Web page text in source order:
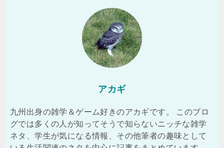
アカギ
九州出身の雑学＆ゲーム好きのアカギです。 このブロ
グでは多くの人が知ってそうで知らないニッチな雑学
ネタ、学生が気になる情報、その他筆者の趣味として